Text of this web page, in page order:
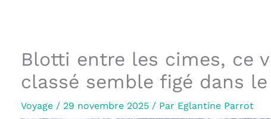
Blotti entre les cimes, ce
classé semble figé dans
Voyage/ 29 novembre 2025 / Par Eglantine Parrot